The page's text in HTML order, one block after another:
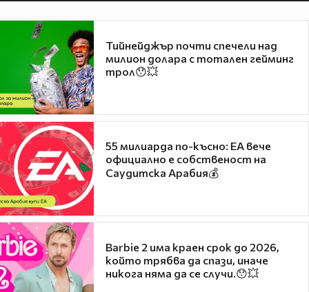
Тийнейджър почти спечели над
милион долара с тотален гейминг
трол😯💥
55 милиарда по-късно: EA вече
официално е собственост на
Саудитска Арабия💰
Barbie 2 има краен срок до 2026,
който трябва да спази, иначе
никога няма да се случи.😯💥